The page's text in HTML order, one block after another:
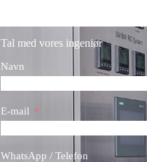
Tal med vores ingeniør
Navn
E-mail
WhatsApp / Telefon